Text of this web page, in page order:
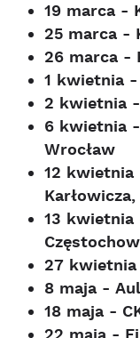
19 marca -
25 marca -
26 marca -
1 kwietnia -
2 kwietnia -
6 kwietnia
Wrocław
12 kwietnia
13 kwietnia
27
8 maja -
18 maja -